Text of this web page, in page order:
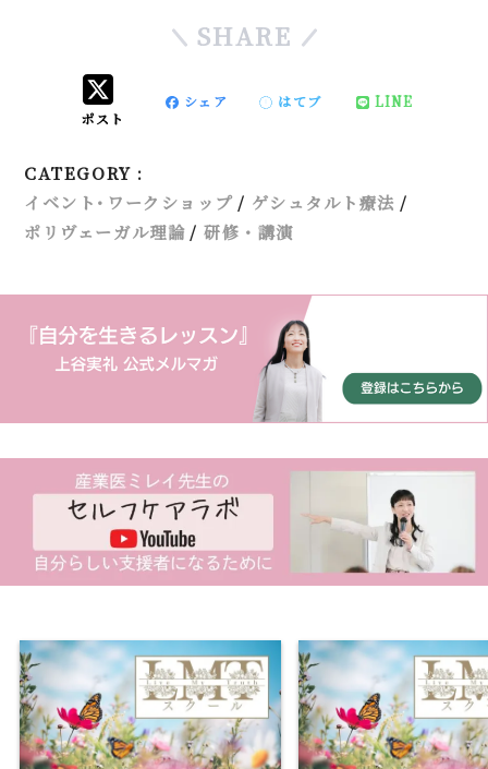
SHARE
ポスト
シェア はてブ LINE
CATEGORY :
イベント･ワークショップ
ゲシュタルト療法
ポリヴェーガル理論
研修・講演